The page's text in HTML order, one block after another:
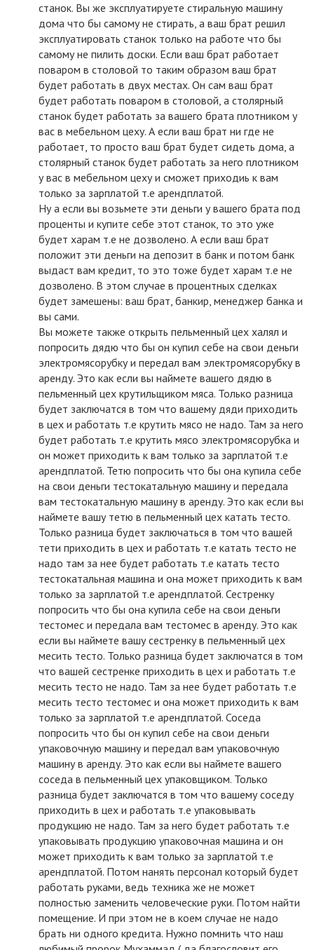
станок. Вы же эксплуатируете стиральную машину
дома что бы самому не стирать, а ваш брат решил
эксплуатировать станок только на работе что бы
самому не пилить доски. Если ваш брат работает
поваром в столовой то таким образом ваш брат
будет работать в двух местах. Он сам ваш брат
будет работать поваром в столовой, а столярный
станок будет работать за вашего брата плотником у
вас в мебельном цеху. А если ваш брат ни где не
работает, то просто ваш брат будет сидеть дома, а
столярный станок будет работать за него плотником
у вас в мебельном цеху и сможет приходиь к вам
только за зарплатой т.е арендплатой.
Ну а если вы возьмете эти деньги у вашего брата под
проценты и купите себе этот станок, то это уже
будет харам т.е не дозволено. А если ваш брат
положит эти деньги на депозит в банк и потом банк
выдаст вам кредит, то это тоже будет харам т.е не
дозволено. В этом случае в процентных сделках
будет замешены: ваш брат, банкир, менеджер банка и
вы сами.
Вы можете также открыть пельменный цех халял и
попросить дядю что бы он купил себе на свои деньги
электромясорубку и передал вам электромясорубку в
аренду. Это как если вы наймете вашего дядю в
пельменный цех крутильщиком мяса. Только разница
будет заключатся в том что вашему дяди приходить
в цех и работать т.е крутить мясо не надо. Там за него
будет работать т.е крутить мясо электромясорубка и
он может приходить к вам только за зарплатой т.е
арендплатой. Тетю попросить что бы она купила себе
на свои деньги тестокатальную машину и передала
вам тестокатальную машину в аренду. Это как если вы
наймете вашу тетю в пельменный цех катать тесто.
Только разница будет заключаться в том что вашей
тети приходить в цех и работать т.е катать тесто не
надо там за нее будет работать т.е катать тесто
тестокатальная машина и она может приходить к вам
только за зарплатой т.е арендплатой. Сестренку
попросить что бы она купила себе на свои деньги
тестомес и передала вам тестомес в аренду. Это как
если вы наймете вашу сестренку в пельменный цех
месить тесто. Только разница будет заключатся в том
что вашей сестренке приходить в цех и работать т.е
месить тесто не надо. Там за нее будет работать т.е
месить тесто тестомес и она может приходить к вам
только за зарплатой т.е арендплатой. Соседа
попросить что бы он купил себе на свои деньги
упаковочную машину и передал вам упаковочную
машину в аренду. Это как если вы наймете вашего
соседа в пельменный цех упаковщиком. Только
разница будет заключатся в том что вашему соседу
приходить в цех и работать т.е упаковывать
продукцию не надо. Там за него будет работать т.е
упаковывать продукцию упаковочная машина и он
может приходить к вам только за зарплатой т.е
арендплатой. Потом нанять персонал который будет
работать руками, ведь техника же не может
полностью заменить человеческие руки. Потом найти
помещение. И при этом не в коем случае не надо
брать ни одного кредита. Нужно помнить что наш